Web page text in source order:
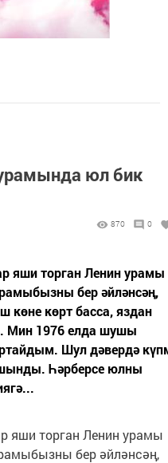
юл бик
870 0
яши торган Ленин урамы
бер әйләнсәң,
көне көрт басса, яздан
Мин 1976 елда шушы
Шул дәвердә
Һәрберсе юлны
яши торган Ленин урамы
бер әйләнсәң,